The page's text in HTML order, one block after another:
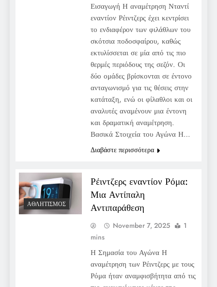
Εισαγωγή Η αναμέτρηση Νταντί
εναντίον Ρέιντζερς έχει κεντρίσει
το ενδιαφέρον των φιλάθλων του
σκότσια ποδοσφαίρου, καθώς
εκτυλίσσεται σε μία από τις πιο
θερμές περιόδους της σεζόν. Οι
δύο ομάδες βρίσκονται σε έντονο
ανταγωνισμό για τις θέσεις στην
κατάταξη, ενώ οι φίλαθλοι και οι
αναλυτές αναμένουν μια έντονη
και δραματική αναμέτρηση.
Βασικά Στοιχεία του Αγώνα Η…
Διαβάστε περισσότερα
ΑΘΛΗΤΙΣΜΌΣ
Ρέιντζερς εναντίον Ρόμα:
Μια Αντίπαλη
Αντιπαράθεση
November 7, 2025
1
mins
Η Σημασία του Αγώνα Η
αναμέτρηση των Ρέιντζερς με τους
Ρόμα ήταν αναμφισβήτητα από τις